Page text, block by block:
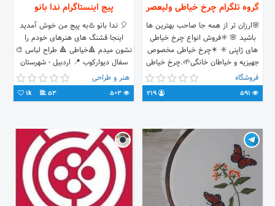
گروه تلگرام چرخ خیاطی ولیعصر
🌸ارزان تر از همه جا صاحب بهترین ها
باشید 🌸 ✳️فروش انواع چرخ خیاطی
های ژاپنی ✳️ ✴️چرخ خیاطی مخصوص
جهیزیه و خیاطان خانگی🌱.چرخ خیاطی
صنعتی کامپیوتری انواع سردوز دوسه
چهار پنج نخ ✅️انواع پدال و ترانس اصل
تماس 09370810992 @estokwaliasr1
فروشگاه
پیج اینستاگرام ندا بانو
🎈 ندا بانو ♨️به پیج من خوش آمدید
اینجا قشنگ های هنرهای خودم را
نشون میدم 🔺خیاطی 🔺 طراح لباس 🎨
سفال دیوارکوب 📍 اردبیل - شهرستان
مشگین شهر هنر و طراحی
53
1k